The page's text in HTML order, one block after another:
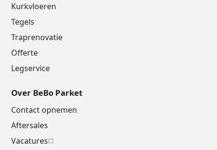
Kurkvloeren
Tegels
Traprenovatie
Offerte
Legservice
Over BeBo Parket
Contact opnemen
Aftersales
Vacatures